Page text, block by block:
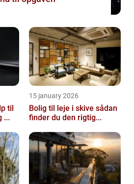
...
15 january 2026
Bolig til leje i skive sådan
finder du den rigtig...